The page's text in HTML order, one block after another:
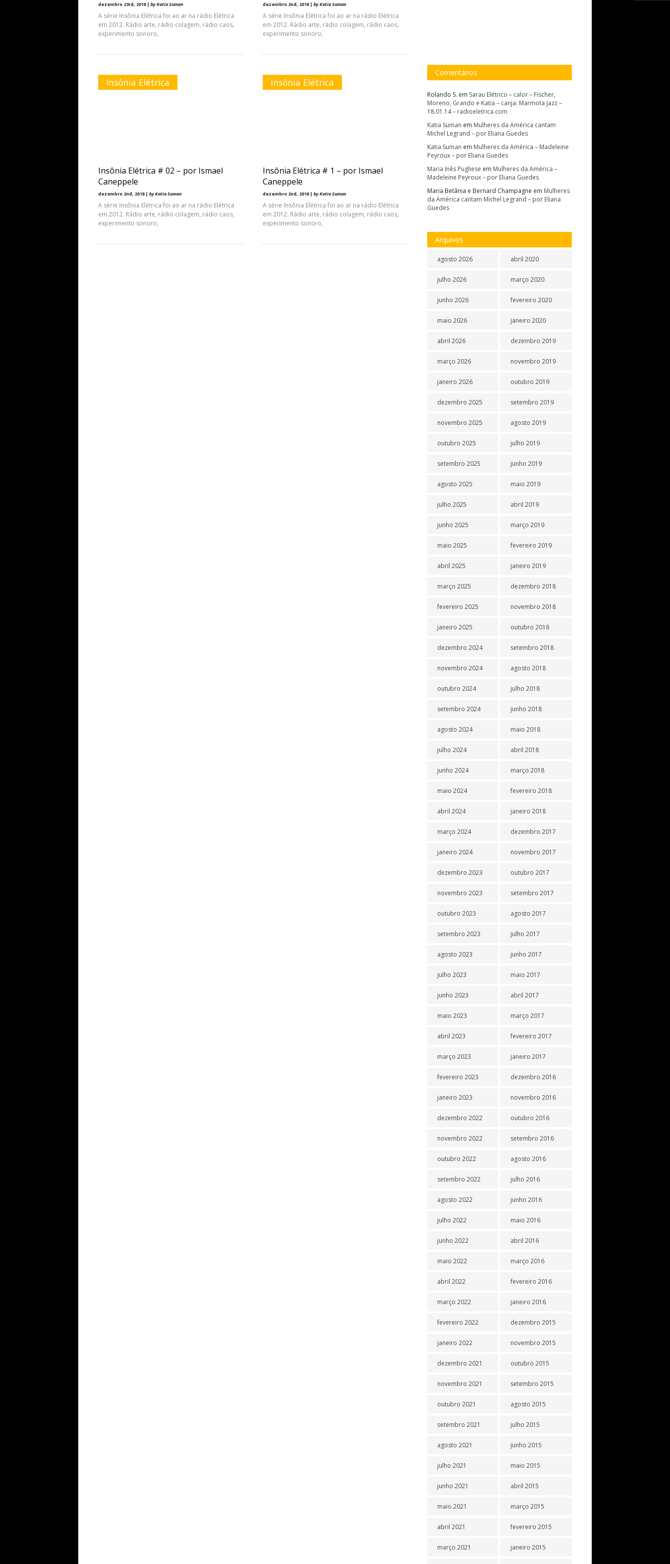
dezembro 23rd, 2018 | by Katia Suman
A série Insônia Elétrica foi ao ar na rádio Elétrica
em 2012. Rádio arte, rádio colagem, rádio caos,
experimento sonoro,
dezembro 2nd, 2018 | by Katia Suman
A série Insônia Elétrica foi ao ar na rádio Elétrica
em 2012. Rádio arte, rádio colagem, rádio caos,
experimento sonoro,
Insônia Elétrica
Insônia Elétrica # 02 – por Ismael
Caneppele
dezembro 2nd, 2018 | by Katia Suman
A série Insônia Elétrica foi ao ar na rádio Elétrica
em 2012. Rádio arte, rádio colagem, rádio caos,
experimento sonoro,
Insônia Elétrica
Insônia Elétrica # 1 – por Ismael
Caneppele
dezembro 2nd, 2018 | by Katia Suman
A série Insônia Elétrica foi ao ar na rádio Elétrica
em 2012. Rádio arte, rádio colagem, rádio caos,
experimento sonoro,
Comentários
Rolando S. em Sarau Elétrico – calor – Fischer,
Moreno, Grando e Katia – canja: Marmota Jazz –
18.01.14 – radioeletrica.com
Katia Suman em Mulheres da América cantam
Michel Legrand – por Eliana Guedes
Katia Suman em Mulheres da América – Madeleine
Peyroux – por Eliana Guedes
Maria Inês Pugliese em Mulheres da América –
Madeleine Peyroux – por Eliana Guedes
Maria Betânia e Bernard Champagne em Mulheres
da América cantam Michel Legrand – por Eliana
Guedes
Arquivos
agosto 2026
julho 2026
junho 2026
maio 2026
abril 2026
março 2026
janeiro 2026
dezembro 2025
novembro 2025
outubro 2025
setembro 2025
agosto 2025
julho 2025
junho 2025
maio 2025
abril 2025
março 2025
fevereiro 2025
janeiro 2025
dezembro 2024
novembro 2024
outubro 2024
setembro 2024
agosto 2024
julho 2024
junho 2024
maio 2024
abril 2024
março 2024
janeiro 2024
dezembro 2023
novembro 2023
outubro 2023
setembro 2023
agosto 2023
julho 2023
junho 2023
maio 2023
abril 2023
março 2023
fevereiro 2023
janeiro 2023
dezembro 2022
novembro 2022
outubro 2022
setembro 2022
agosto 2022
julho 2022
junho 2022
maio 2022
abril 2022
março 2022
fevereiro 2022
janeiro 2022
dezembro 2021
novembro 2021
outubro 2021
setembro 2021
agosto 2021
julho 2021
junho 2021
maio 2021
abril 2021
março 2021
abril 2020
março 2020
fevereiro 2020
janeiro 2020
dezembro 2019
novembro 2019
outubro 2019
setembro 2019
agosto 2019
julho 2019
junho 2019
maio 2019
abril 2019
março 2019
fevereiro 2019
janeiro 2019
dezembro 2018
novembro 2018
outubro 2018
setembro 2018
agosto 2018
julho 2018
junho 2018
maio 2018
abril 2018
março 2018
fevereiro 2018
janeiro 2018
dezembro 2017
novembro 2017
outubro 2017
setembro 2017
agosto 2017
julho 2017
junho 2017
maio 2017
abril 2017
março 2017
fevereiro 2017
janeiro 2017
dezembro 2016
novembro 2016
outubro 2016
setembro 2016
agosto 2016
julho 2016
junho 2016
maio 2016
abril 2016
março 2016
fevereiro 2016
janeiro 2016
dezembro 2015
novembro 2015
outubro 2015
setembro 2015
agosto 2015
julho 2015
junho 2015
maio 2015
abril 2015
março 2015
fevereiro 2015
janeiro 2015